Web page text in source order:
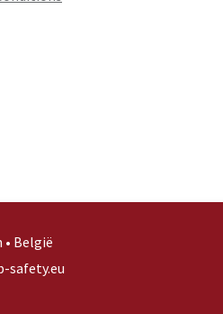
België
safety.eu